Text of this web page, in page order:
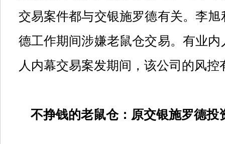
交易案件都与交银施罗德有关。李
德工作期间涉嫌老鼠仓交易。有业
人内幕交易案发期间，该公司的风控
不挣钱的老鼠仓：原交银施罗德投